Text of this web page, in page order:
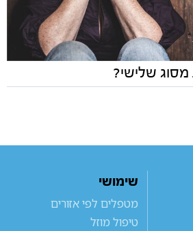
שלישי?
שימושי
מטפלים לפי אזורים
טיפול מוזל